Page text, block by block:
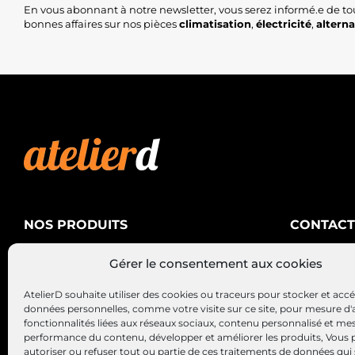
Gérer le consentement aux cookies
AtelierD souhaite utiliser des cookies ou traceurs pour stocker et
données personnelles, comme votre visite sur ce site, pour mesure
fonctionnalités liées aux réseaux sociaux, contenu personnalisé et
performance du contenu, développer et améliorer les produits, Vous
autoriser ou refuser tout ou partie de ces traitements de données qui
En vous abonnant à notre newsletter, vous serez informé.e de
bonnes affaires sur nos piècesclimatisation, électricité,
NOS PRODUITS
Alternateurs – Démarreurs
CONTACT
AtelierD
88200
03 29 22 34